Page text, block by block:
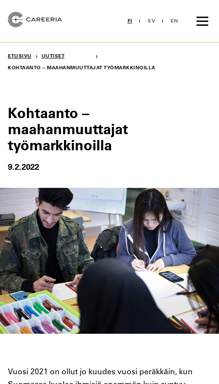
sisältöön
FI SV EN
ETUSIVU › UUTISET ›
KOHTAANTO – MAAHANMUUTTAJAT TYÖMARKKINOILLA
Kohtaanto –
maahanmuuttajat
työmarkkinoilla
9.2.2022
Vuosi 2021 on ollut jo kuudes vuosi peräkkäin, kun